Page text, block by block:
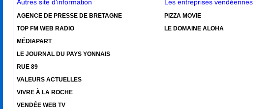
Autres site d'information
AGENCE DE PRESSE DE BRETAGNE
TOP FM WEB RADIO
MÉDIAPART
LE JOURNAL DU PAYS YONNAIS
RUE 89
VALEURS ACTUELLES
VIVRE À LA ROCHE
VENDÉE WEB TV
Les entreprises vendéennes
PIZZA MOVIE
LE DOMAINE ALOHA